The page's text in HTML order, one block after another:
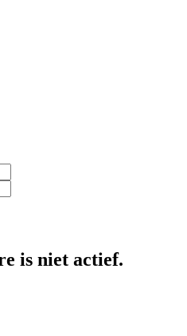
is niet actief.